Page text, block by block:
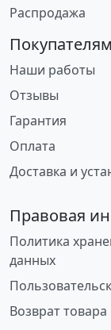
Распродажа
Покупателям
Наши работы
Отзывы
Гарантия
Оплата
Доставка и
Правовая
Политика
данных
Возврат товара